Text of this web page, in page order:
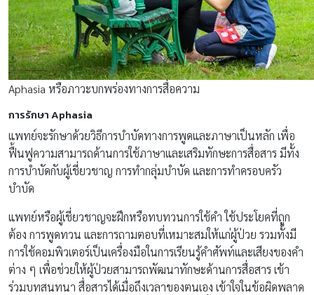
Aphasia หรือภาวะบกพร่องทางการสื่อความ
การรักษา Aphasia
แพทย์จะรักษาด้วยวิธีการบำบัดทางการพูดและภาษาเป็นหลัก เพื่อ
ฟื้นฟูความสามารถด้านการใช้ภาษาและเสริมทักษะการสื่อสาร มีทั้ง
การบำบัดกับผู้เชี่ยวชาญ การทำกลุ่มบำบัด และการทำครอบครัว
บำบัด
แพทย์หรือผู้เชี่ยวชาญจะฝึกหรือทบทวนการใช้คำ ใช้ประโยคที่ถูก
ต้อง การพูดทวน และการถามตอบที่เหมาะสมให้แก่ผู้ป่วย รวมทั้งมี
การใช้คอมพิวเตอร์เป็นเครื่องมือในการเรียนรู้คำศัพท์และเสียงของคำ
ต่าง ๆ เพื่อช่วยให้ผู้ป่วยสามารถพัฒนาทักษะด้านการสื่อสาร เข้า
ร่วมบทสนทนา สื่อสารได้เมื่อถึงเวลาของตนเอง เข้าใจในข้อผิดพลาด